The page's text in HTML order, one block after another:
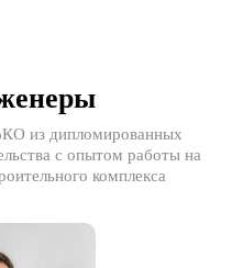
из дипломированных
с опытом работы на
комплекса